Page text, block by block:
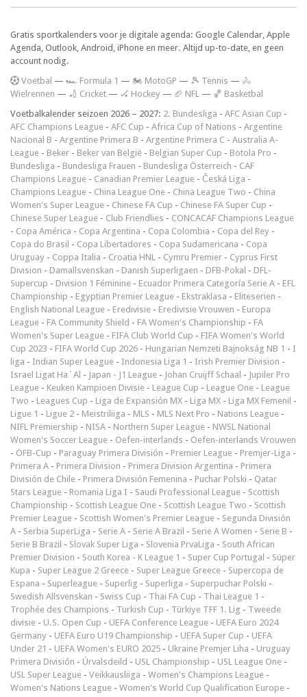
Gratis sportkalenders voor je digitale agenda: Google Calendar, Apple
Agenda, Outlook, Android, iPhone en meer. Altijd up-to-date, en geen
account nodig.
Voetbal — 🏎️ Formula 1 — 🏍 MotoGP — 🎾 Tennis — 🚴
Wielrennen — 🏏 Cricket — 🏑 Hockey — 🏈 NFL — 🏀 Basketbal
Voetbalkalender seizoen 2026 – 2027: 2. Bundesliga - AFC Asian Cup -
AFC Champions League - AFC Cup - Africa Cup of Nations - Argentine
Nacional B - Argentine Primera B - Argentine Primera C - Australia A-
League - Beker - Beker van België - Belgian Super Cup - Botola Pro -
Bundesliga - Bundesliga Frauen - Bundesliga Österreich - CAF
Champions League - Canadian Premier League - Česká Liga -
Champions League - China League One - China League Two - China
Women's Super League - Chinese FA Cup - Chinese FA Super Cup -
Chinese Super League - Club Friendlies - CONCACAF Champions League
- Copa América - Copa Argentina - Copa Colombia - Copa del Rey -
Copa do Brasil - Copa Libertadores - Copa Sudamericana - Copa
Uruguay - Coppa Italia - Croatia HNL - Cymru Premier - Cyprus First
Division - Damallsvenskan - Danish Superligaen - DFB-Pokal - DFL-
Supercup - Division 1 Féminine - Ecuador Primera Categoría Serie A - EFL
Championship - Egyptian Premier League - Ekstraklasa - Eliteserien -
English National League - Eredivisie - Eredivisie Vrouwen - Europa
League - FA Community Shield - FA Women's Championship - FA
Women's Super League - FIFA Club World Cup - FIFA Women's World
Cup 2023 - FIFA World Cup 2026 - Hungarian Nemzeti Bajnokság NB 1 - I
liga - Indian Super League - Indonesia Liga 1 - Irish Premier Division -
Israel Ligat Ha`Al - Japan - J1 League - Johan Cruijff Schaal - Jupiler Pro
League - Keuken Kampioen Divisie - League Cup - League One - League
Two - Leagues Cup - Liga de Expansión MX - Liga MX - Liga MX Femenil -
Ligue 1 - Ligue 2 - Meistriliiga - MLS - MLS Next Pro - Nations League -
NIFL Premiership - NISA - Northern Super League - NWSL National
Women's Soccer League - Oefen-interlands - Oefen-interlands Vrouwen
- ÖFB-Cup - Paraguay Primera División - Premier League - Premjer-Liga -
Primera A - Primera Division - Primera Division Argentina - Primera
División de Chile - Primera División Femenina - Puchar Polski - Qatar
Stars League - Romania Liga I - Saudi Professional League - Scottish
Championship - Scottish League One - Scottish League Two - Scottish
Premier League - Scottish Women's Premier League - Segunda División
A - Serbia SuperLiga - Serie A - Serie A Brazil - Serie A Women - Serie B -
Serie B Brazil - Slovak Super Liga - Slovenia PrvaLiga - South African
Premier Division - South Korea - K League 1 - Super Cup Portugal - Süper
Kupa - Super League 2 Greece - Super League Greece - Supercopa de
Espana - Superleague - Superlig - Superliga - Superpuchar Polski -
Swedish Allsvenskan - Swiss Cup - Thai FA Cup - Thai League 1 -
Trophée des Champions - Turkish Cup - Türkiye TFF 1. Lig - Tweede
divisie - U.S. Open Cup - UEFA Conference League - UEFA Euro 2024
Germany - UEFA Euro U19 Championship - UEFA Super Cup - UEFA
Under 21 - UEFA Women's EURO 2025 - Ukraine Premjer Liha - Uruguay
Primera División - Úrvalsdeild - USL Championship - USL League One -
USL Super League - Veikkausliiga - Women's Champions League -
Women's Nations League - Women's World Cup Qualification Europe -